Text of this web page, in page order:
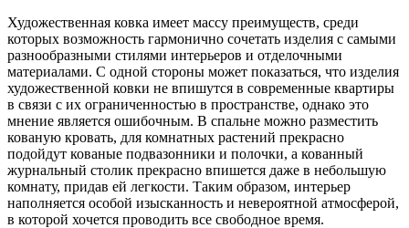
Художественная ковка имеет массу преимуществ, среди
которых возможность гармонично сочетать изделия с самыми
разнообразными стилями интерьеров и отделочными
материалами. С одной стороны может показаться, что изделия
художественной ковки не впишутся в современные квартиры
в связи с их ограниченностью в пространстве, однако это
мнение является ошибочным. В спальне можно разместить
кованую кровать, для комнатных растений прекрасно
подойдут кованые подвазонники и полочки, а кованный
журнальный столик прекрасно впишется даже в небольшую
комнату, придав ей легкости. Таким образом, интерьер
наполняется особой изысканность и невероятной атмосферой,
в которой хочется проводить все свободное время.